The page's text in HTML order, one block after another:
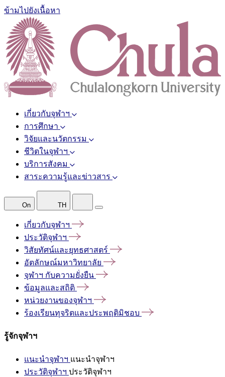
ข้ามไปยังเนื้อหา
เกี่ยวกับจุฬาฯ
การศึกษา
วิจัยและนวัตกรรม
ชีวิตในจุฬาฯ
บริการสังคม
สาระความรู้และข่าวสาร
On TH
เกี่ยวกับจุฬาฯ
ประวัติจุฬาฯ
วิสัยทัศน์และยุทธศาสตร์
อัตลักษณ์มหาวิทยาลัย
จุฬาฯ กับความยั่งยืน
ข้อมูลและสถิติ
หน่วยงานของจุฬาฯ
ร้องเรียนทุจริตและประพฤติมิชอบ
รู้จักจุฬาฯ
แนะนำจุฬาฯ แนะนำจุฬาฯ
ประวัติจุฬาฯ ประวัติจุฬาฯ